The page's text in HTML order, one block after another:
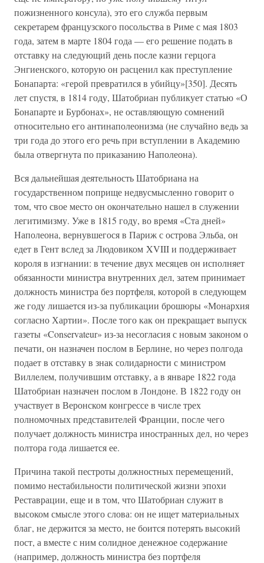
пожизненного консула), это его служба первым
секретарем французского посольства в Риме с мая 1803
года, затем в марте 1804 года — его решение подать в
отставку на следующий день после казни герцога
Энгиенского, которую он расценил как преступление
Бонапарта: «герой превратился в убийцу»[350]. Десять
лет спустя, в 1814 году, Шатобриан публикует статью «О
Бонапарте и Бурбонах», не оставляющую сомнений
относительно его антинаполеонизма (не случайно ведь за
три года до этого его речь при вступлении в Академию
была отвергнута по приказанию Наполеона).
Вся дальнейшая деятельность Шатобриана на
государственном поприще недвусмысленно говорит о
том, что свое место он окончательно нашел в служении
легитимизму. Уже в 1815 году, во время «Ста дней»
Наполеона, вернувшегося в Париж с острова Эльба, он
едет в Гент вслед за Людовиком XVIII и поддерживает
короля в изгнании: в течение двух месяцев он исполняет
обязанности министра внутренних дел, затем принимает
должность министра без портфеля, которой в следующем
же году лишается из-за публикации брошюры «Монархия
согласно Хартии». После того как он прекращает выпуск
газеты «Conservateur» из-за несогласия с новым законом о
печати, он назначен послом в Берлине, но через полгода
подает в отставку в знак солидарности с министром
Виллелем, получившим отставку, а в январе 1822 года
Шатобриан назначен послом в Лондоне. В 1822 году он
участвует в Веронском конгрессе в числе трех
полномочных представителей Франции, после чего
получает должность министра иностранных дел, но через
полтора года лишается ее.
Причина такой пестроты должностных перемещений,
помимо нестабильности политической жизни эпохи
Реставрации, еще и в том, что Шатобриан служит в
высоком смысле этого слова: он не ищет материальных
благ, не держится за место, не боится потерять высокий
пост, а вместе с ним солидное денежное содержание
(например, должность министра без портфеля